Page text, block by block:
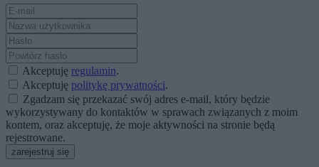
Akceptuję regulamin.
Akceptuję politykę prywatności.
Zgadzam się przekazać swój adres e-mail, który będzie
wykorzystywany do kontaktów w sprawach związanych z moim
kontem, oraz akceptuję, że moje aktywności na stronie będą
rejestrowane.
zarejestruj się